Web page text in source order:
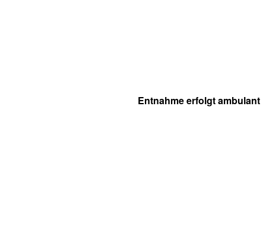
Entnahme erfolgt ambulant